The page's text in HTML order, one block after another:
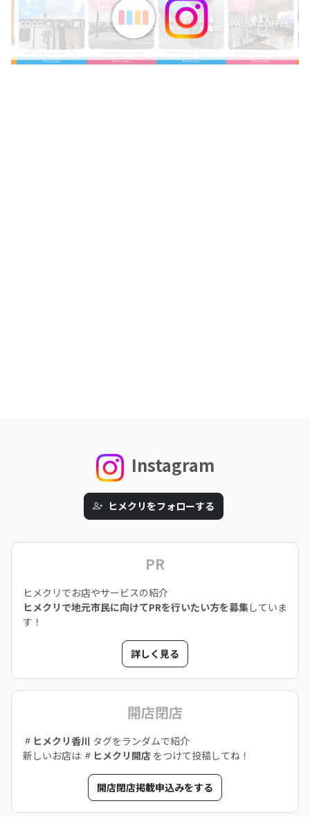
Instagram
ヒメクリをフォローする
PR
ヒメクリでお店やサービスの紹介
ヒメクリで地元市民に向けてPRを行いたい方を募集していま
す！
詳しく見る
開店閉店
ヒメクリ香川 タグをランダムで紹介
新しいお店は
ヒメクリ開店 をつけて投稿してね！
開店閉店掲載申込みをする